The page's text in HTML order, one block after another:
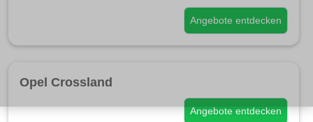
Angebote entdecken
Opel Crossland
Angebote entdecken